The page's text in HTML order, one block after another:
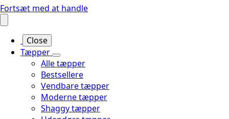
Fortsæt med at handle
Close
Tæpper
Alle tæpper
Bestsellere
Vendbare tæpper
Moderne tæpper
Shaggy tæpper